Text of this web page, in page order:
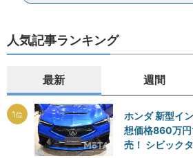
人気記事ランキング
最新 週間
1位
ホンダ 新型イ
想価格860万
売！ シビック